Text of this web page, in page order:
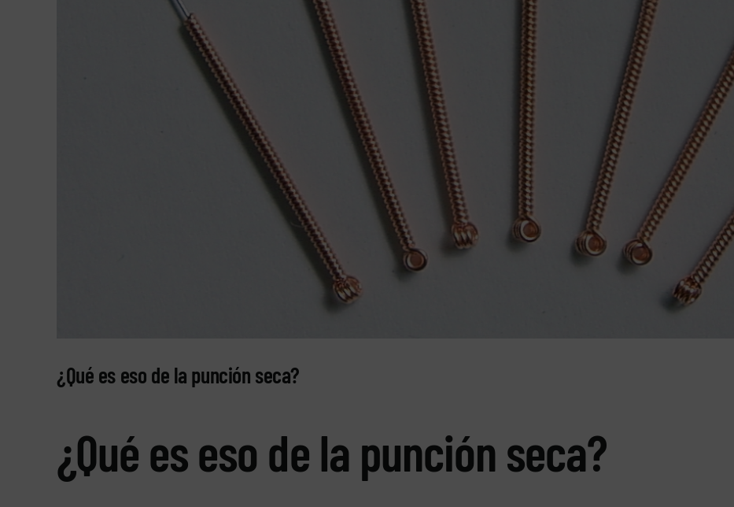
¿Qué es eso de la punción seca?
¿Qué es eso de la punción seca?